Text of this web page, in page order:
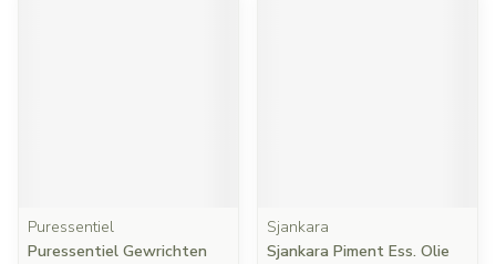
Puressentiel
Puressentiel Gewrichten
Sjankara
Sjankara Piment Ess. Olie